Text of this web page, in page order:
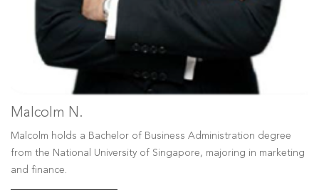
Malcolm N.
Malcolm holds a Bachelor of Business Administration degree
from the National University of Singapore, majoring in marketing
and finance.